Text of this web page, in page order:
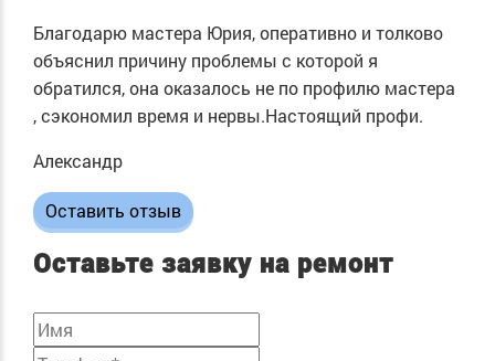
Благодарю мастера Юрия, оперативно и толково
объяснил причину проблемы с которой я
обратился, она оказалось не по профилю мастера
, сэкономил время и нервы.Настоящий профи.
Александр
Оставить отзыв
Оставьте заявку на ремонт